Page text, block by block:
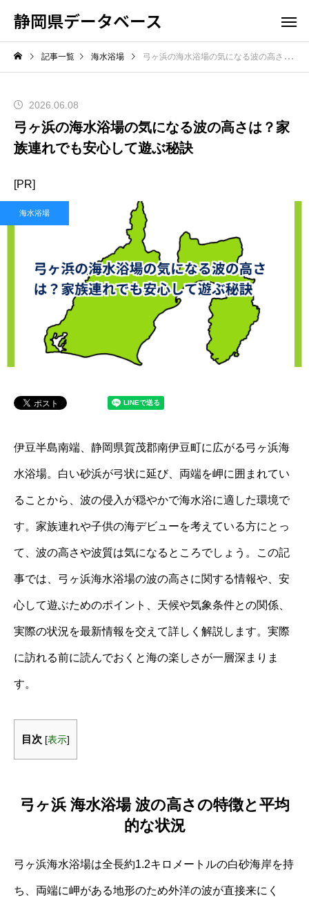
静岡県データベース
記事一覧 海水浴場 弓ヶ浜の海水浴場の気になる波の高さは？家族連れでも安心して遊ぶ秘訣
2026.06.08
弓ヶ浜の海水浴場の気になる波の高さは？家
族連れでも安心して遊ぶ秘訣
[PR]
海水浴場
伊豆半島南端、静岡県賀茂郡南伊豆町に広がる弓ヶ浜海
水浴場。白い砂浜が弓状に延び、両端を岬に囲まれてい
ることから、波の侵入が穏やかで海水浴に適した環境で
す。家族連れや子供の海デビューを考えている方にとっ
て、波の高さや波質は気になるところでしょう。この記
事では、弓ヶ浜海水浴場の波の高さに関する情報や、安
心して遊ぶためのポイント、天候や気象条件との関係、
実際の状況を最新情報を交えて詳しく解説します。実際
に訪れる前に読んでおくと海の楽しさが一層深まりま
す。
目次 [表示]
弓ヶ浜 海水浴場 波の高さの特徴と平均
的な状況
弓ヶ浜海水浴場は全長約1.2キロメートルの白砂海岸を持
ち、両端に岬がある地形のため外洋の波が直接来にく